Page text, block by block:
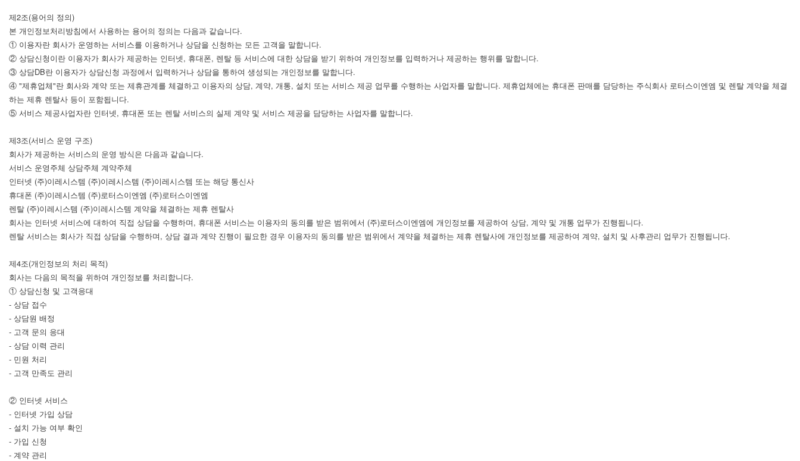
제2조(용어의 정의)
본 개인정보처리방침에서 사용하는 용어의 정의는 다음과 같습니다.
① 이용자란 회사가 운영하는 서비스를 이용하거나 상담을 신청하는 모든 고객을 말합니다.
② 상담신청이란 이용자가 회사가 제공하는 인터넷, 휴대폰, 렌탈 등 서비스에 대한 상담을 받기 위하여 개인정보를 입력하거나 제공하는 행위를 말합니다.
③ 상담DB란 이용자가 상담신청 과정에서 입력하거나 상담을 통하여 생성되는 개인정보를 말합니다.
④ "제휴업체"란 회사와 계약 또는 제휴관계를 체결하고 이용자의 상담, 계약, 개통, 설치 또는 서비스 제공 업무를 수행하는 사업자를 말합니다. 제휴업체에는 휴대폰 판매를 담당하는 주식회사 로터스이엔엠 및 렌탈 계약을 체결
하는 제휴 렌탈사 등이 포함됩니다.
⑤ 서비스 제공사업자란 인터넷, 휴대폰 또는 렌탈 서비스의 실제 계약 및 서비스 제공을 담당하는 사업자를 말합니다.
제3조(서비스 운영 구조)
회사가 제공하는 서비스의 운영 방식은 다음과 같습니다.
서비스 운영주체 상담주체 계약주체
인터넷 (주)이레시스템 (주)이레시스템 (주)이레시스템 또는 해당 통신사
휴대폰 (주)이레시스템 (주)로터스이엔엠 (주)로터스이엔엠
렌탈 (주)이레시스템 (주)이레시스템 계약을 체결하는 제휴 렌탈사
회사는 인터넷 서비스에 대하여 직접 상담을 수행하며, 휴대폰 서비스는 이용자의 동의를 받은 범위에서 (주)로터스이엔엠에 개인정보를 제공하여 상담, 계약 및 개통 업무가 진행됩니다.
렌탈 서비스는 회사가 직접 상담을 수행하며, 상담 결과 계약 진행이 필요한 경우 이용자의 동의를 받은 범위에서 계약을 체결하는 제휴 렌탈사에 개인정보를 제공하여 계약, 설치 및 사후관리 업무가 진행됩니다.
제4조(개인정보의 처리 목적)
회사는 다음의 목적을 위하여 개인정보를 처리합니다.
① 상담신청 및 고객응대
- 상담 접수
- 상담원 배정
- 고객 문의 응대
- 상담 이력 관리
- 민원 처리
- 고객 만족도 관리
② 인터넷 서비스
- 인터넷 가입 상담
- 설치 가능 여부 확인
- 가입 신청
- 계약 관리